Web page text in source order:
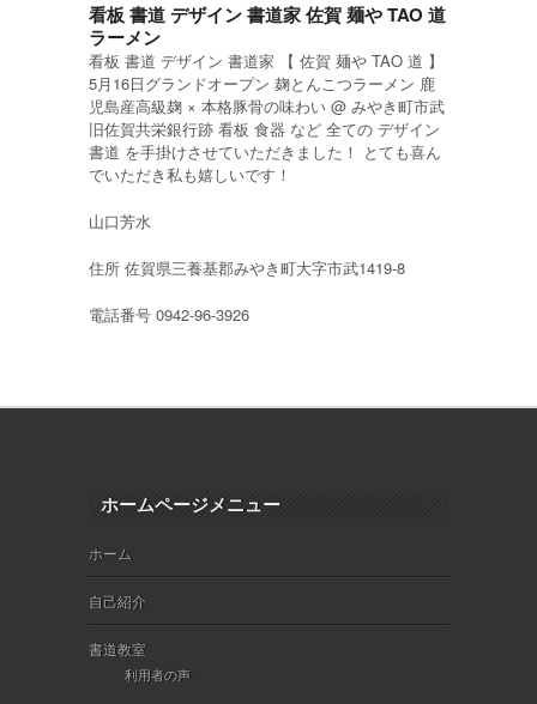
看板 書道 デザイン 書道家 佐賀 麺や TAO 道
ラーメン
看板 書道 デザイン 書道家 【 佐賀 麺や TAO 道 】
5月16日グランドオープン 麹とんこつラーメン 鹿
児島産高級麹 × 本格豚骨の味わい @ みやき町市武
旧佐賀共栄銀行跡 看板 食器 など 全ての デザイン
書道 を手掛けさせていただきました！ とても喜ん
でいただき私も嬉しいです！
山口芳水
住所 佐賀県三養基郡みやき町大字市武1419-8
電話番号 0942-96-3926
ホームページメニュー
ホーム
自己紹介
書道教室
利用者の声